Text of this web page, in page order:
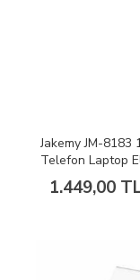
Jakemy JM-
Telefon Laptop
1.449,00